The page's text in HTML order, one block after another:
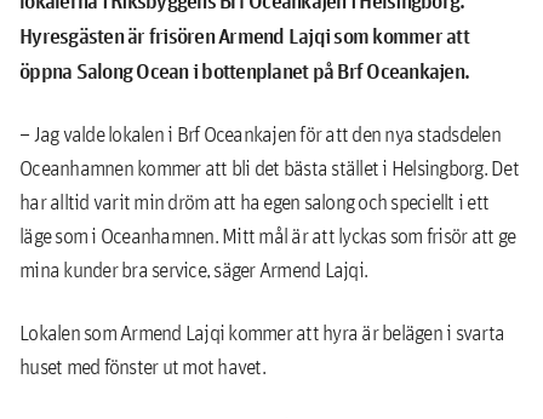
Hyresgästen är frisören Armend Lajqi som kommer att
öppna Salong Ocean i bottenplanet på Brf Oceankajen.
– Jag valde lokalen i Brf Oceankajen för att den nya stadsdelen
Oceanhamnen kommer att bli det bästa stället i Helsingborg. Det
har alltid varit min dröm att ha egen salong och speciellt i ett
läge som i Oceanhamnen. Mitt mål är att lyckas som frisör att ge
mina kunder bra service, säger Armend Lajqi.
Lokalen som Armend Lajqi kommer att hyra är belägen i svarta
huset med fönster ut mot havet.